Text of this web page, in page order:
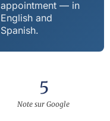
appointment — in
English and
Spanish.
Note sur Google
5